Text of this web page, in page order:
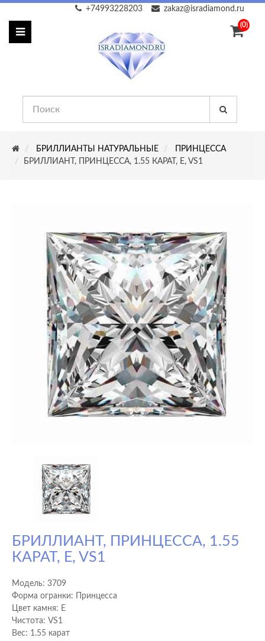
zakaz@isradiamond.ru
+74993228203
(0)
БРИЛЛИАНТЫ НАТУРАЛЬНЫЕ
ПРИНЦЕССА
БРИЛЛИАНТ, ПРИНЦЕССА, 1.55 КАРАТ, E, VS1
БРИЛЛИАНТ, ПРИНЦЕССА, 1.55
КАРАТ, E, VS1
Модель: 3709
Форма огранки: Принцесса
Цвет камня: E
Чистота: VS1
Вес: 1.55 карат